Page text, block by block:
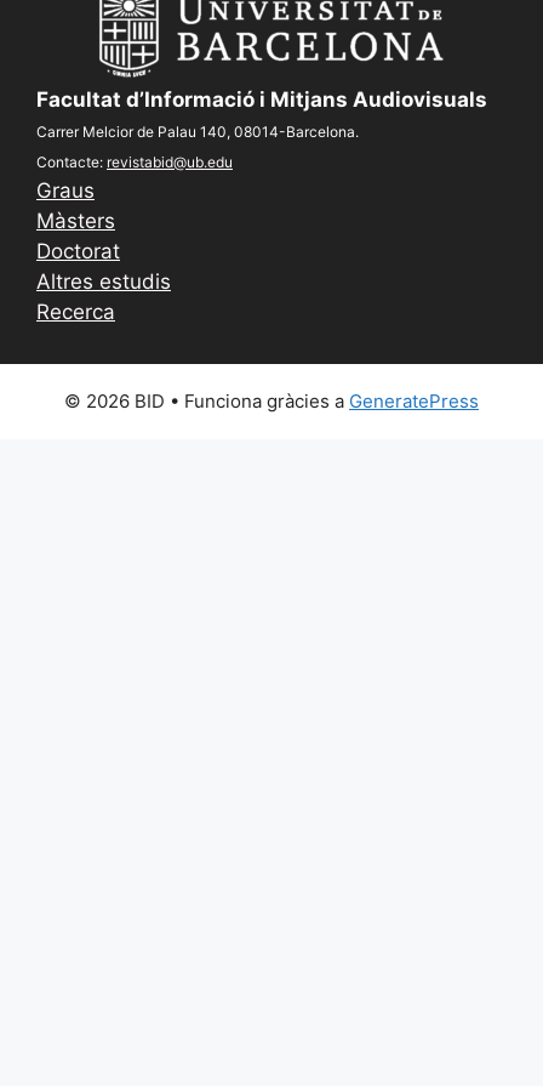
Facultat d’Informació i Mitjans Audiovisuals
Carrer Melcior de Palau 140, 08014-Barcelona.
Contacte: revistabid@ub.edu
Graus
Màsters
Doctorat
Altres estudis
Recerca
© 2026 BID • Funciona gràcies a GeneratePress